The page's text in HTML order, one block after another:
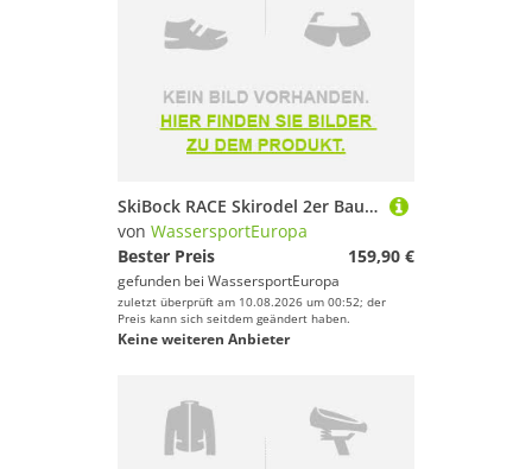
SkiBock RACE Skirodel 2er Bausatz Schlitten Ski Schnee Rodel Winter Bastelset
von WassersportEuropa
Bester Preis
159,90 €
gefunden bei WassersportEuropa
zuletzt überprüft am 10.08.2026 um 00:52; der
Preis kann sich seitdem geändert haben.
Keine weiteren Anbieter